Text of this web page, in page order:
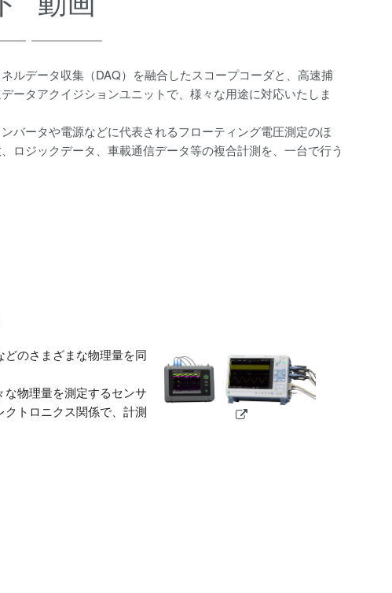
ルデータ収集（DAQ）を融合したスコープコーダと、高速捕
ータアクイジションユニットで、様々な用途に対応いたしま
バータや電源などに代表されるフローティング電圧測定のほ
ロジックデータ、車載通信データ等の複合計測を、一台で行う
のさまざまな物理量を同
物理量を測定するセンサ
トロニクス関係で、計測